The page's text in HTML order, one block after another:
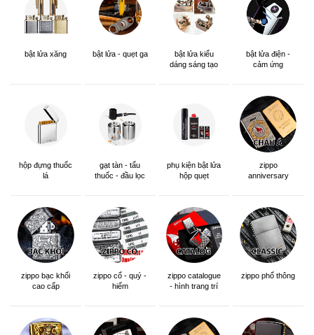
bật lửa xăng bật lửa - quẹt ga
bật lửa kiểu
dáng sáng tạo
bật lửa điện -
cảm ứng
hộp đựng thuốc
lá
gạt tàn - tẩu
thuốc - đầu lọc
phụ kiện bật lửa
hộp quẹt
zippo
anniversary
zippo bạc khối
cao cấp
zippo cổ - quý -
hiếm
zippo catalogue
- hình trang trí
zippo phổ thông